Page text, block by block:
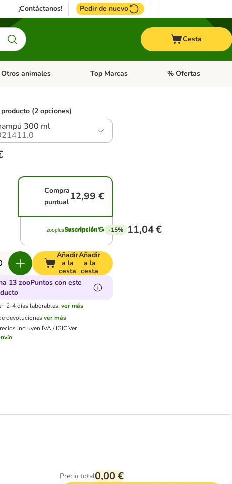
¡Contáctanos! Pedir de nuevo
Cesta
Roedores y +
de categoria abierto: Pájaros
Otros animales Menú de categoria abierto: Otros animales
Top Marcas Menú de categoria
% Ofertas
producto (2 opciones)
300 ml
Compra
puntual 12,99 €
-15% 11,04 €
Añadir
a la
cesta
Añadir
a la
cesta
13 zooPuntos con este
2-4 días laborables: ver más
devolucionesver más
incluyen IVA / IGIC.Ver
Precio total0,00 €